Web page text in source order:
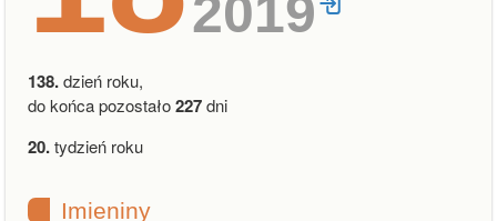
2019
138.dzień roku,
do końca pozostało227dni
20.tydzień roku
Imieniny